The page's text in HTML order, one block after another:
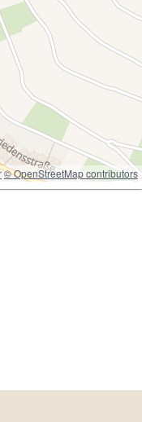
© OpenStreetMap contributors